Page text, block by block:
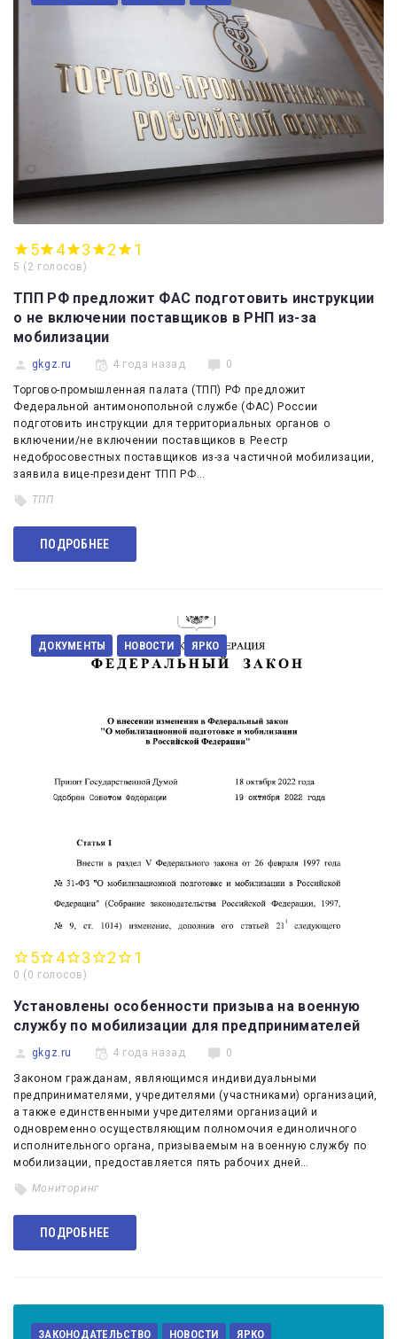
5 4 3 2 1
5 ( 2 голосов )
ТПП РФ предложит ФАС подготовить инструкции
о не включении поставщиков в РНП из-за
мобилизации
gkgz.ru 4 года назад 0
Торгово-промышленная палата (ТПП) РФ предложит
Федеральной антимонопольной службе (ФАС) России
подготовить инструкции для территориальных органов о
включении/не включении поставщиков в Реестр
недобросовестных поставщиков из-за частичной мобилизации,
заявила вице-президент ТПП РФ…
ТПП
ПОДРОБНЕЕ
ДОКУМЕНТЫ НОВОСТИ ЯРКО
5 4 3 2 1
0 ( 0 голосов )
Установлены особенности призыва на военную
службу по мобилизации для предпринимателей
gkgz.ru 4 года назад 0
Законом гражданам, являющимся индивидуальными
предпринимателями, учредителями (участниками) организаций,
а также единственными учредителями организаций и
одновременно осуществляющим полномочия единоличного
исполнительного органа, призываемым на военную службу по
мобилизации, предоставляется пять рабочих дней…
Мониторинг
ПОДРОБНЕЕ
ЗАКОНОДАТЕЛЬСТВО НОВОСТИ ЯРКО